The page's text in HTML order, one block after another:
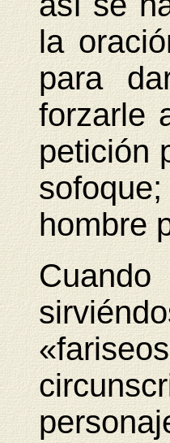
la
para
forzarle
petición
hombre